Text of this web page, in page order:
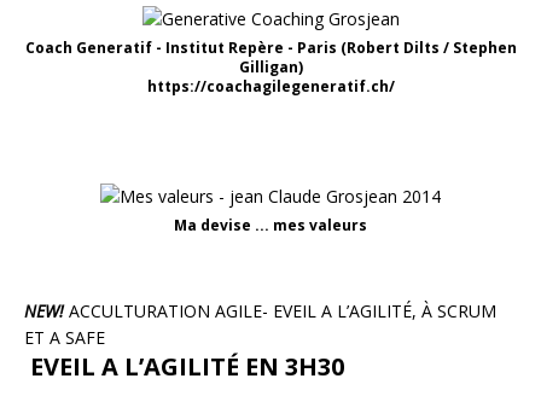
Coach Generatif - Institut Repère - Paris (Robert Dilts / Stephen
Gilligan)
https://coachagilegeneratif.ch/
Ma devise ... mes valeurs
NEW!ACCULTURATION AGILE- EVEIL A L’AGILITÉ, À SCRUM
ET A SAFE
EVEIL A L’AGILITÉ EN 3H30